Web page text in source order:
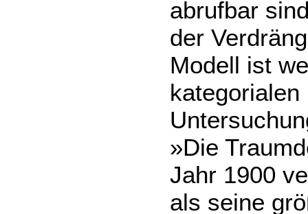
abrufbar
der
Modell ist
»Die
Jahr 1900
als seine